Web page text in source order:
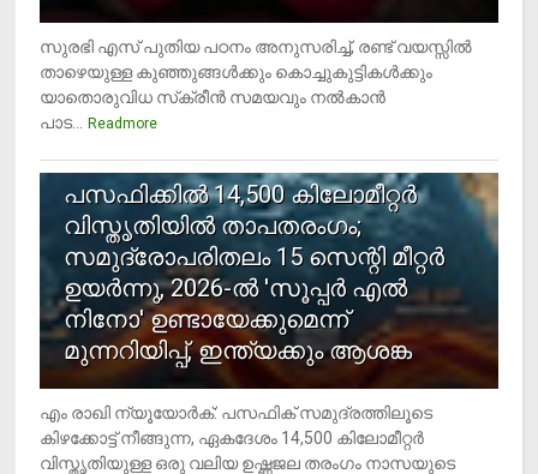
സുരഭി എസ് പുതിയ പഠനം അനുസരിച്ച്, രണ്ട് വയസ്സില്‍
താഴെയുള്ള കുഞ്ഞുങ്ങള്‍ക്കും കൊച്ചുകുട്ടികള്‍ക്കും
യാതൊരുവിധ സ്‌ക്രീന്‍ സമയവും നല്‍കാന്‍
പാട...
Readmore
പസഫിക്കില്‍ 14,500 കിലോമീറ്റര്‍
വിസ്തൃതിയില്‍ താപതരംഗം;
സമുദ്രോപരിതലം 15 സെന്റി മീറ്റര്‍
ഉയര്‍ന്നു, 2026-ല്‍ 'സൂപ്പര്‍ എല്‍
നിനോ' ഉണ്ടായേക്കുമെന്ന്
മുന്നറിയിപ്പ്, ഇന്ത്യക്കും ആശങ്ക
എം രാഖി ന്യൂയോര്‍ക്: പസഫിക് സമുദ്രത്തിലൂടെ
കിഴക്കോട്ട് നീങ്ങുന്ന, ഏകദേശം 14,500 കിലോമീറ്റര്‍
വിസ്തൃതിയുള്ള ഒരു വലിയ ഉഷ്ണജല തരംഗം നാസയുടെ